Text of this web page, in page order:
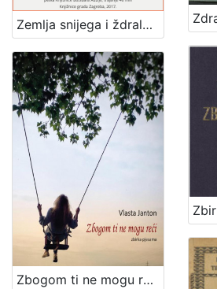
Zemlja snijega i ždralova - Yasunari Kavabata : Književni petak, 17. 1. 1969., dvorana u Medulićevoj 30 / govori Zlatko Gorjan ; čitaju Nada Subotić i Zlatko Crnković ; urednik i voditelj Stanislav Škunca
Zbogom ti ne mogu reći / Vlasta Janton